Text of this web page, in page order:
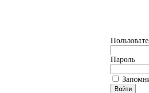
Пароль